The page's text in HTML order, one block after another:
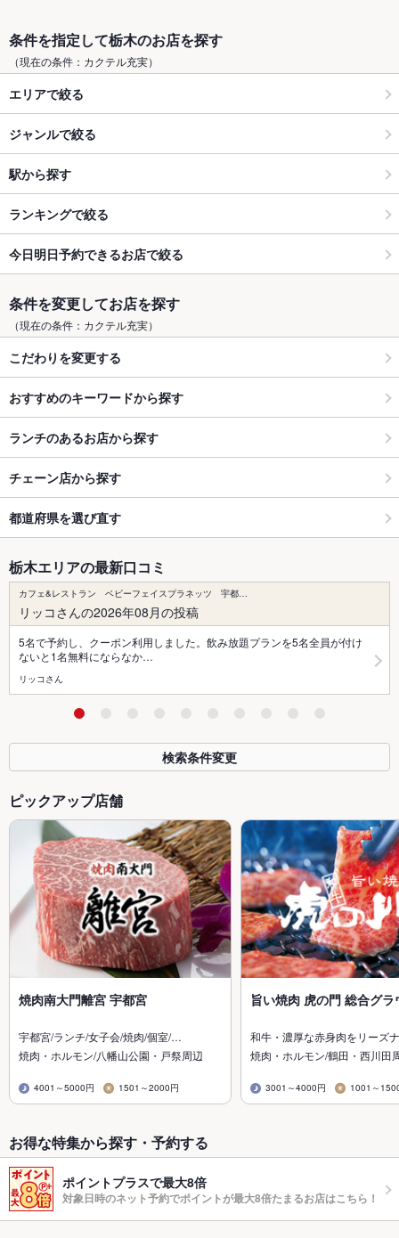
条件を指定して栃木のお店を探す
（現在の条件：カクテル充実）
エリアで絞る
ジャンルで絞る
駅から探す
ランキングで絞る
今日明日予約できるお店で絞る
条件を変更してお店を探す
（現在の条件：カクテル充実）
こだわりを変更する
おすすめのキーワードから探す
ランチのあるお店から探す
チェーン店から探す
都道府県を選び直す
栃木エリアの最新口コミ
カフェ&レストラン ベビーフェイスプラネッツ 宇都…
リッコさんの2026年08月の投稿
5名で予約し、クーポン利用しました。飲み放題プランを5名全員が付け
ないと1名無料にならなか…
リッコさん
検索条件変更
ピックアップ店舗
焼肉南大門離宮 宇都宮
宇都宮/ランチ/女子会/焼肉/個室/…
焼肉・ホルモン/八幡山公園・戸祭周辺
4001～5000円 1501～2000円
旨い焼肉 虎の門 総合グラ
和牛・濃厚な赤身肉をリーズ
焼肉・ホルモン/鶴田・西川田
3001～4000円 1001～
お得な特集から探す・予約する
ポイントプラスで最大8倍
対象日時のネット予約でポイントが最大8倍たまるお店はこちら！